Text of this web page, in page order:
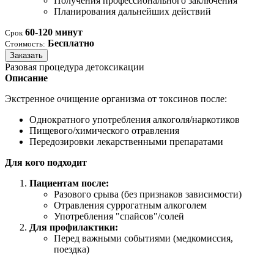
Планирования дальнейших действий
Срок 60-120 минут
Стоимость: Бесплатно
Заказать
Разовая процедура детоксикации
Описание
Экстренное очищение организма от токсинов после:
Однократного употребления алкоголя/наркотиков
Пищевого/химического отравления
Передозировки лекарственными препаратами
Для кого подходит
Пациентам после:
Разового срыва (без признаков зависимости)
Отравления суррогатным алкоголем
Употребления "спайсов"/солей
Для профилактики:
Перед важными событиями (медкомиссия,
поездка)